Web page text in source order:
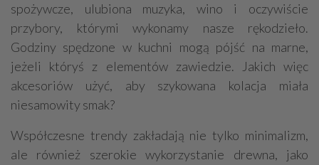
spożywcze, ulubiona muzyka, wino i oczywiście
przybory, którymi wykonamy nasze rękodzieło.
Godziny spędzone w kuchni mogą pójść na marne,
jeżeli któryś z elementów zawiedzie. Jakich więc
akcesoriów użyć, aby szykowana kolacja miała
niesamowity smak?
Współczesne trendy zakładają nie tylko minimalizm,
ale również szerokie wykorzystanie drewna, jako